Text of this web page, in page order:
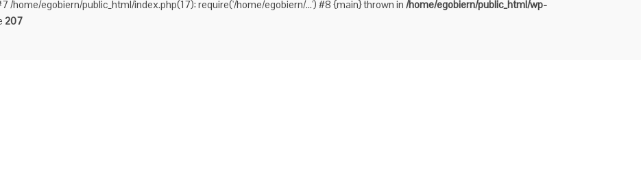
/home/egobiern/public_html/index.php(17): require('/home/egobiern/...') #8 {main} thrown in /home/egobiern/public_html/wp-
207